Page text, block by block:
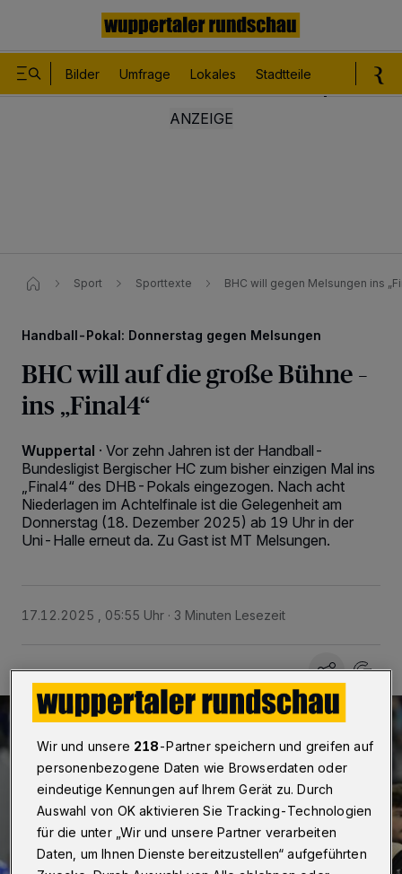
Bilder Umfrage Lokales Stadtteile
Sport Sporttexte BHC will gegen Melsungen ins
Handball-Pokal: Donnerstag gegen Melsungen
BHC will auf die große Bühne –
ins „Final4“
Wuppertal · Vor zehn Jahren ist der Handball-
Bundesligist Bergischer HC zum bisher einzigen Mal ins
„Final4“ des DHB-Pokals eingezogen. Nach acht
Niederlagen im Achtelfinale ist die Gelegenheit am
Donnerstag (18. Dezember 2025) ab 19 Uhr in der
Uni-Halle erneut da. Zu Gast ist MT Melsungen.
17.12.2025 , 05:55 Uhr 3 Minuten Lesezeit
Wir und unsere 218-Partner speichern und greifen auf
personenbezogene Daten wie Browserdaten oder
eindeutige Kennungen auf Ihrem Gerät zu. Durch
Auswahl von OK aktivieren Sie Tracking-Technologien
für die unter „Wir und unsere Partner verarbeiten
Daten, um Ihnen Dienste bereitzustellen“ aufgeführten